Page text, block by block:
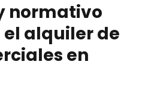
normativo
alquiler de
en